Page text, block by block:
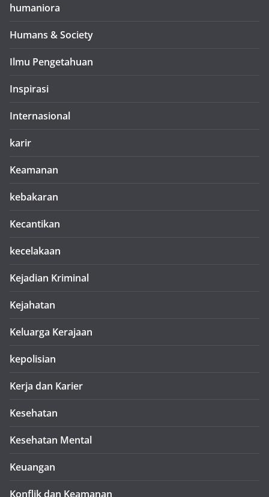
humaniora
Humans & Society
Ilmu Pengetahuan
Inspirasi
Internasional
karir
Keamanan
kebakaran
Kecantikan
kecelakaan
Kejadian Kriminal
Kejahatan
Keluarga Kerajaan
kepolisian
Kerja dan Karier
Kesehatan
Kesehatan Mental
Keuangan
Konflik dan Keamanan